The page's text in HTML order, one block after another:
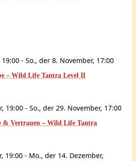
19:00 - So., der 8. November, 17:00
– Wild Life Tantra Level II
19:00 - So., der 29. November, 17:00
& Vertrauen – Wild Life Tantra
19:00 - Mo., der 14. Dezember,